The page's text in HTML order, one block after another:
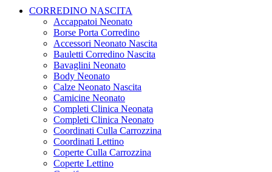
CORREDINO NASCITA
Accappatoi Neonato
Borse Porta Corredino
Accessori Neonato Nascita
Bauletti Corredino Nascita
Bavaglini Neonato
Body Neonato
Calze Neonato Nascita
Camicine Neonato
Completi Clinica Neonata
Completi Clinica Neonato
Coordinati Culla Carrozzina
Coordinati Lettino
Coperte Culla Carrozzina
Coperte Lettino